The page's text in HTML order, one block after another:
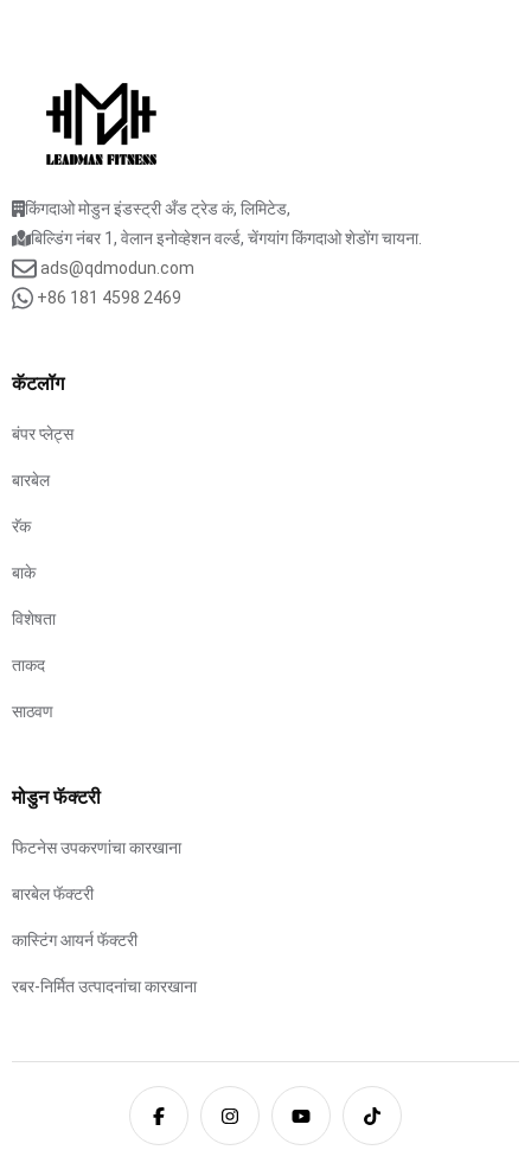
किंगदाओ मोडुन इंडस्ट्री अँड ट्रेड कं, लिमिटेड,
बिल्डिंग नंबर 1, वेलान इनोव्हेशन वर्ल्ड, चेंगयांग किंगदाओ शेडोंग चायना.
ads@qdmodun.com
+86 181 4598 2469
कॅटलॉग
बंपर प्लेट्स
बारबेल
रॅक
बाके
विशेषता
ताकद
साठवण
मोडुन फॅक्टरी
फिटनेस उपकरणांचा कारखाना
बारबेल फॅक्टरी
कास्टिंग आयर्न फॅक्टरी
रबर-निर्मित उत्पादनांचा कारखाना